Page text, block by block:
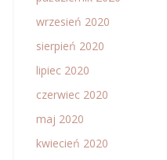
wrzesień 2020
sierpień 2020
lipiec 2020
czerwiec 2020
maj 2020
kwiecień 2020